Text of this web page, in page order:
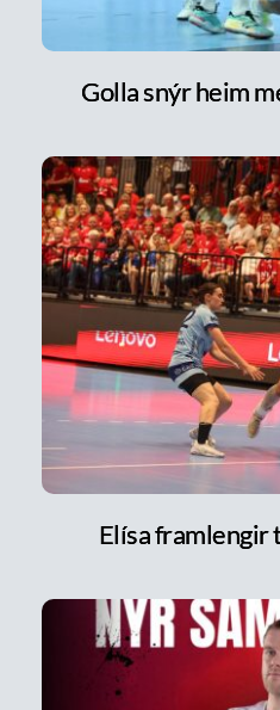
Golla snýr heim
Elísa framlengir